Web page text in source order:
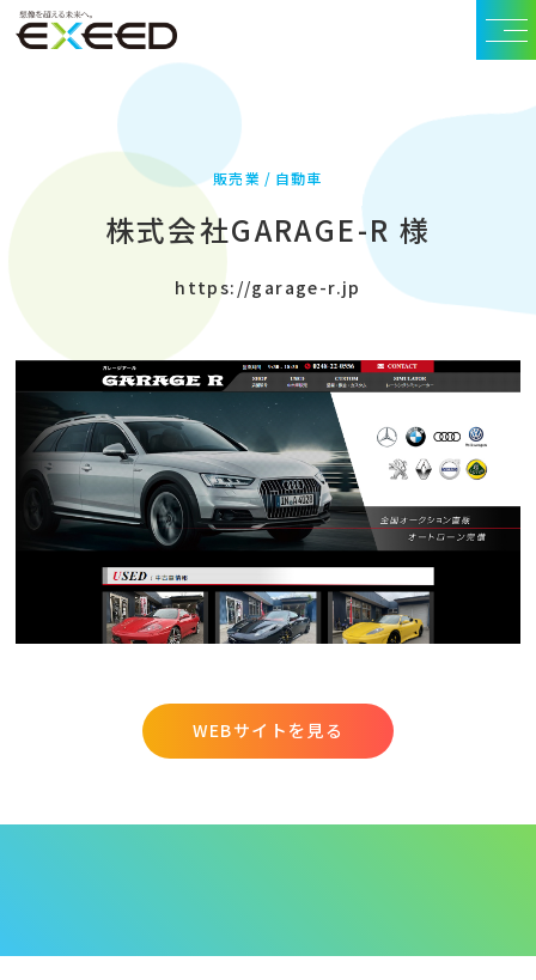
販売業 自動車
株式会社GARAGE-R 様
https://garage-r.jp
WEBサイトを見る